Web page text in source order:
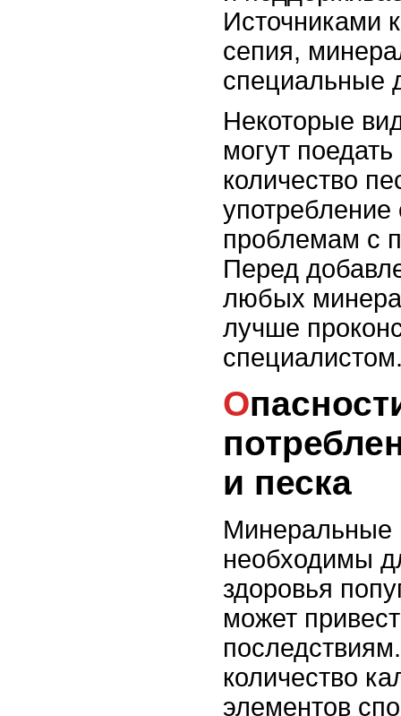
Источниками
сепия,
специальные
Некоторые
могут
количество
употребление
проблемам с
Перед
любых
лучше
Опасности избыточного
и песка
Минеральные
необходимы
здоровья
может
количество
элементов